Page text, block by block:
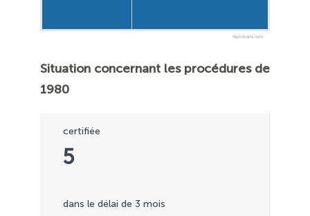
Highcharts.com
Situation concernant les procédures de
1980
5
certifiée
dans le délai de 3 mois